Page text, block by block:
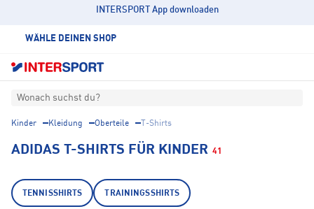
INTERSPORT App downloaden
WÄHLE DEINEN SHOP
Wonach suchst du?
Kinder Kleidung Oberteile T-Shirts
ADIDAS T-SHIRTS FÜR KINDER 41
TENNISSHIRTS TRAININGSSHIRTS